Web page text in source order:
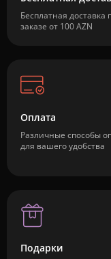
Бесплатная доставка
заказе от 100 AZN
Оплата
Различные способы
для вашего удобства
Подарки